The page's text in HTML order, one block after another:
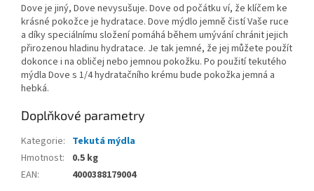
Dove je jiný, Dove nevysušuje. Dove od počátku ví, že klíčem ke
krásné pokožce je hydratace. Dove mýdlo jemně čistí Vaše ruce
a díky speciálnímu složení pomáhá během umývání chránit jejich
přirozenou hladinu hydratace. Je tak jemné, že jej můžete použít
dokonce i na obličej nebo jemnou pokožku. Po použití tekutého
mýdla Dove s 1/4 hydratačního krému bude pokožka jemná a
hebká.
Doplňkové parametry
Kategorie: Tekutá mýdla
Hmotnost:
0.5 kg
EAN: 4000388179004